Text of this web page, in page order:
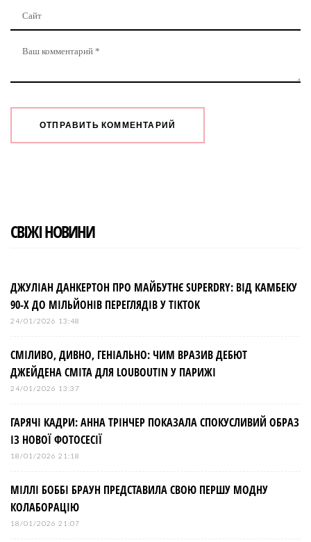
СВІЖІ НОВИНИ
ДЖУЛІАН ДАНКЕРТОН ПРО МАЙБУТНЄ SUPERDRY: ВІД КАМБЕКУ
90-Х ДО МІЛЬЙОНІВ ПЕРЕГЛЯДІВ У TIKTOK
24/01/2026 13:48
СМІЛИВО, ДИВНО, ГЕНІАЛЬНО: ЧИМ ВРАЗИВ ДЕБЮТ
ДЖЕЙДЕНА СМІТА ДЛЯ LOUBOUTIN У ПАРИЖІ
24/01/2026 13:37
ГАРЯЧІ КАДРИ: АННА ТРІНЧЕР ПОКАЗАЛА СПОКУСЛИВИЙ ОБРАЗ
ІЗ НОВОЇ ФОТОСЕСІЇ
18/01/2026 21:18
МІЛЛІ БОББІ БРАУН ПРЕДСТАВИЛА СВОЮ ПЕРШУ МОДНУ
КОЛАБОРАЦІЮ
18/01/2026 21:07